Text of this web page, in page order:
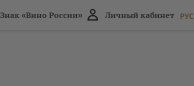
Знак «Вино России» Личный кабинет РУС